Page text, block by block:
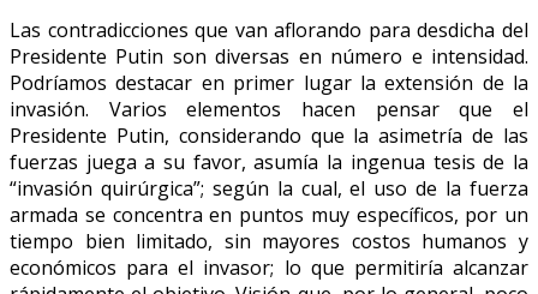
Las contradicciones que van aflorando para desdicha del
Presidente Putin son diversas en número e intensidad.
Podríamos destacar en primer lugar la extensión de la
invasión. Varios elementos hacen pensar que el
Presidente Putin, considerando que la asimetría de las
fuerzas juega a su favor, asumía la ingenua tesis de la
“invasión quirúrgica”; según la cual, el uso de la fuerza
armada se concentra en puntos muy específicos, por un
tiempo bien limitado, sin mayores costos humanos y
económicos para el invasor; lo que permitiría alcanzar